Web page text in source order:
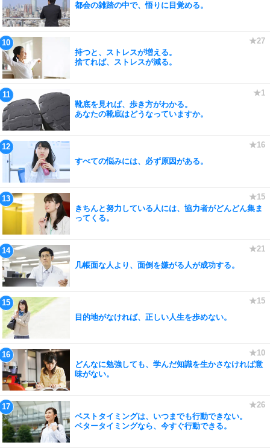
都会の雑踏の中で、悟りに目覚める。
持つと、ストレスが増える。
捨てれば、ストレスが減る。
靴底を見れば、歩き方がわかる。
あなたの靴底はどうなっていますか。
すべての悩みには、必ず原因がある。
きちんと努力している人には、協力者がどんどん集ま
ってくる。
几帳面な人より、面倒を嫌がる人が成功する。
目的地がなければ、正しい人生を歩めない。
どんなに勉強しても、学んだ知識を生かさなければ意
味がない。
ベストタイミングは、いつまでも行動できない。
ベタータイミングなら、今すぐ行動できる。